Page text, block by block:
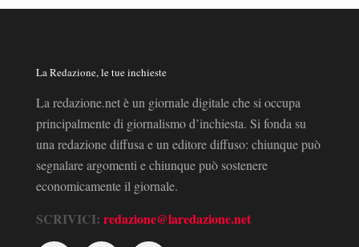
La Redazione, le tue inchieste
La redazione.net è un giornale digitale che si occupa
principalmente di giornalismo d’inchiesta. Si fonda su
una redazione diffusa e un editore diffuso: chiunque può
segnalare argomenti e chiunque può sostenere
economicamente il giornale.
SCRIVICI: redazione@laredazione.net